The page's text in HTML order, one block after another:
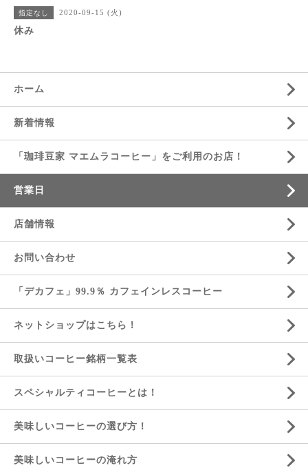
指定なし 2020-09-15 (火)
休み
ホーム
新着情報
「珈琲豆家 マエムラコーヒー」をご利用のお店！
営業日
店舗情報
お問い合わせ
「デカフェ」99.9％ カフェインレスコーヒー
ネットショップはこちら！
取扱いコーヒー銘柄一覧表
スペシャルティコーヒーとは！
美味しいコーヒーの選び方！
美味しいコーヒーの淹れ方